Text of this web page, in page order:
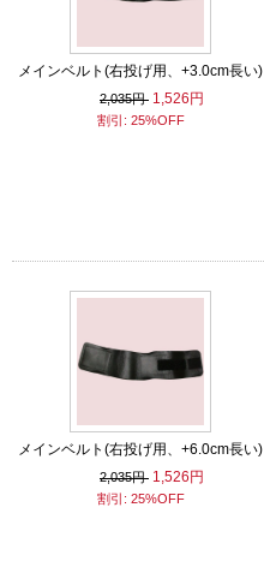
メインベルト(右投げ用、+3.0cm長い)
2,035円 1,526円
割引: 25%OFF
メインベルト(右投げ用、+6.0cm長い)
2,035円 1,526円
割引: 25%OFF